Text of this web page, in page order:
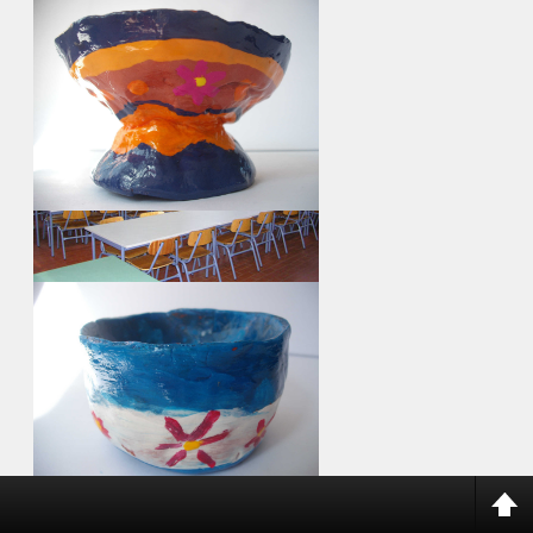
ir para album...
ir para album...
Edifícios da EB do 1º c/JI nº 1 do Lavradio
continua...
Refeitório EB do 1º c/ JI nº 2 do Lavradio
continua...